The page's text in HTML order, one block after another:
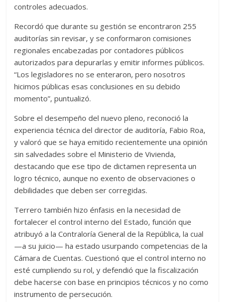
controles adecuados.
Recordó que durante su gestión se encontraron 255
auditorías sin revisar, y se conformaron comisiones
regionales encabezadas por contadores públicos
autorizados para depurarlas y emitir informes públicos.
“Los legisladores no se enteraron, pero nosotros
hicimos públicas esas conclusiones en su debido
momento”, puntualizó.
Sobre el desempeño del nuevo pleno, reconoció la
experiencia técnica del director de auditoría, Fabio Roa,
y valoró que se haya emitido recientemente una opinión
sin salvedades sobre el Ministerio de Vivienda,
destacando que ese tipo de dictamen representa un
logro técnico, aunque no exento de observaciones o
debilidades que deben ser corregidas.
Terrero también hizo énfasis en la necesidad de
fortalecer el control interno del Estado, función que
atribuyó a la Contraloría General de la República, la cual
—a su juicio— ha estado usurpando competencias de la
Cámara de Cuentas. Cuestionó que el control interno no
esté cumpliendo su rol, y defendió que la fiscalización
debe hacerse con base en principios técnicos y no como
instrumento de persecución.